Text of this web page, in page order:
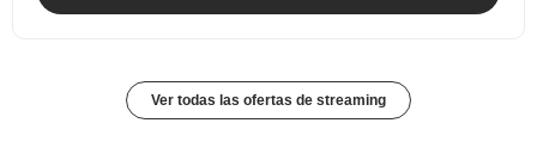
Ver todas las ofertas de streaming